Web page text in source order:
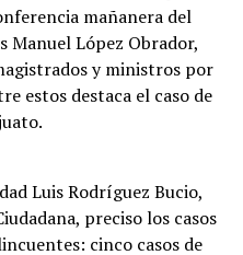
mañanera del
Manuel López Obrador,
y ministros por
estos destaca el caso de
Luis Rodríguez Bucio,
preciso los casos
cinco casos de